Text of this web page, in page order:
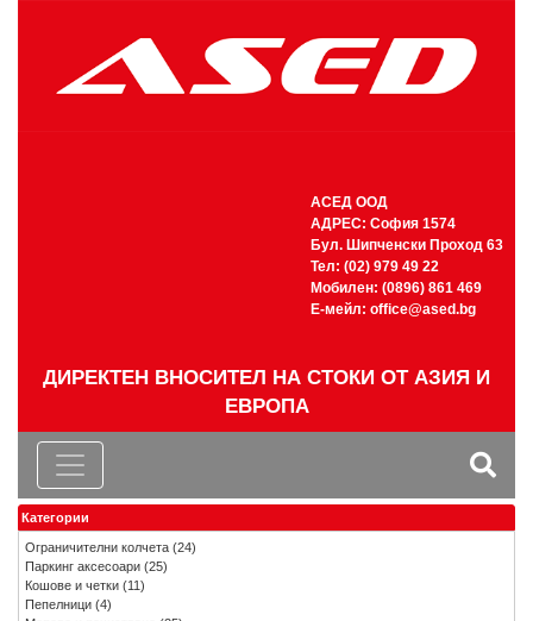
АСЕД ООД
АДРЕС: София 1574
Бул. Шипченски Проход 63
Тел: (02) 979 49 22
Мобилен: (0896) 861 469
Е-мейл: office@ased.bg
ДИРЕКТЕН ВНОСИТЕЛ НА СТОКИ ОТ АЗИЯ И
ЕВРОПА
Категории
Ограничителни колчета (24)
Паркинг аксесоари (25)
Кошове и четки (11)
Пепелници (4)